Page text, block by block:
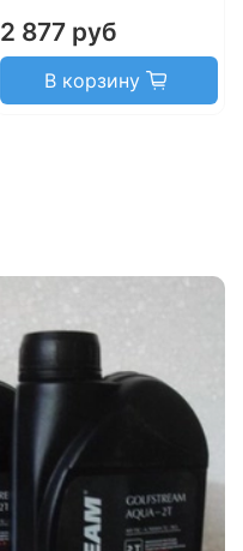
2 877 руб
В корзину